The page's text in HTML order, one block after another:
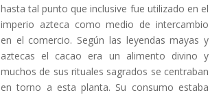
hasta tal punto que inclusive fue utilizado en el
imperio azteca como medio de intercambio
en el comercio. Según las leyendas mayas y
aztecas el cacao era un alimento divino y
muchos de sus rituales sagrados se centraban
en torno a esta planta. Su consumo estaba